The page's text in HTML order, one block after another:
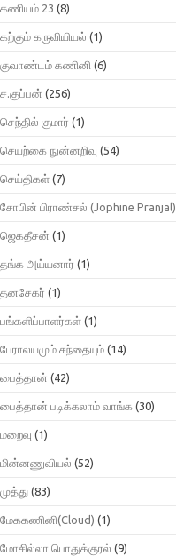
கணியம் 23 (8)
கற்கும் கருவியியல் (1)
குவாண்டம் கணினி (6)
ச.குப்பன் (256)
செந்தில் குமார் (1)
செயற்கை நுன்னறிவு (54)
செய்திகள் (7)
சோபின் பிராண்சல் (Jophine Pranjal)
ஜெகதீசன் (1)
தங்க அய்யனார் (1)
தனசேகர் (1)
பங்களிப்பாளர்கள் (1)
பேராலயமும் சந்தையும் (14)
பைத்தான் (42)
பைத்தான் படிக்கலாம் வாங்க (30)
மறைவு (1)
மின்னணுவியல் (52)
முத்து (83)
மேககணினி(Cloud) (1)
மோசில்லா பொதுக்குரல் (9)